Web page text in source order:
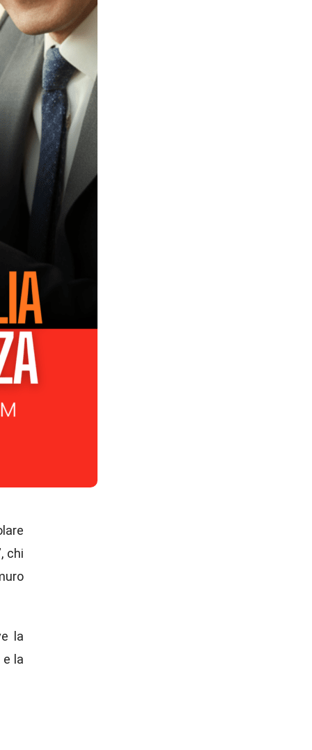
chi
la
la